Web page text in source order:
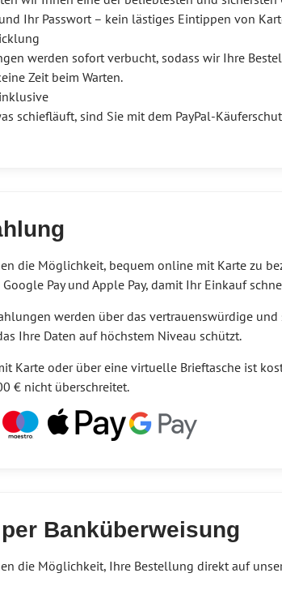
Ihr Passwort – kein lästiges Eintippen von
werden sofort verbucht, sodass wir Ihre
Zeit beim Warten.
schiefläuft, sind Sie mit dem PayPal-
die Möglichkeit, bequem online mit Karte zu
Pay und Apple Pay, damit Ihr Einkauf
werden über das vertrauenswürdige und
Ihre Daten auf höchstem Niveau schützt.
Karte oder über eine virtuelle Brieftasche ist
€ nicht überschreitet.
Banküberweisung
die Möglichkeit, Ihre Bestellung direkt auf